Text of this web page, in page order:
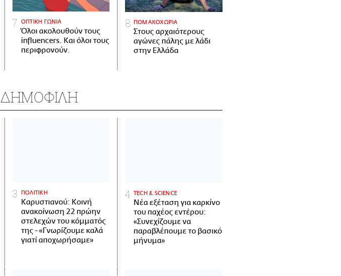
ΟΠΤΙΚΗ ΓΩΝΙΑ
Όλοι ακολουθούν τους
influencers. Και όλοι τους
περιφρονούν.
ΠΟΜΑΚΟΧΩΡΙΑ
Στους αρχαιότερους
αγώνες πάλης με λάδι
στην Ελλάδα
ΔΗΜΟΦΙΛΗ
ΠΟΛΙΤΙΚΗ
Καρυστιανού: Κοινή
ανακοίνωση 22 πρώην
στελεχών του κόμματός
της - «Γνωρίζουμε καλά
γιατί αποχωρήσαμε»
ΤECH & SCIENCE
Νέα εξέταση για καρκίνο
του παχέος εντέρου:
«Συνεχίζουμε να
παραβλέπουμε το βασικό
μήνυμα»